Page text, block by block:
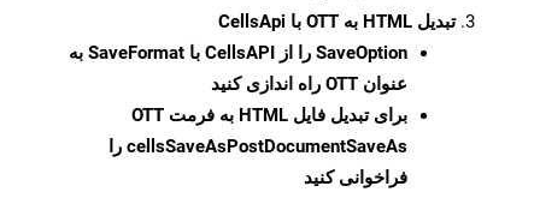
تبدیل HTML به OTT با CellsApi
SaveOption
را از CellsAPI با SaveFormat به
عنوان OTT راه اندازی کنید
برای تبدیل فایل HTML به فرمت
OTT
cellsSaveAsPostDocumentSaveAs را
فراخوانی کنید